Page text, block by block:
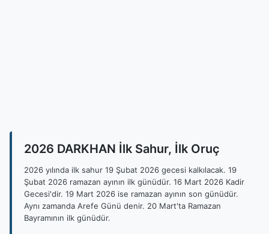
2026 DARKHAN İlk Sahur, İlk Oruç
2026 yılında ilk sahur 19 Şubat 2026 gecesi kalkılacak. 19
Şubat 2026 ramazan ayının ilk günüdür. 16 Mart 2026 Kadir
Gecesi'dir. 19 Mart 2026 ise ramazan ayının son günüdür.
Aynı zamanda Arefe Günü denir. 20 Mart'ta Ramazan
Bayramının ilk günüdür.